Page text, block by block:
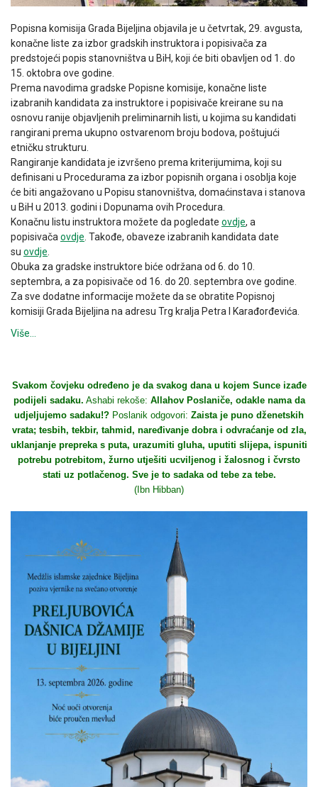
Popisna komisija Grada Bijeljina objavila je u četvrtak, 29. avgusta,
konačne liste za izbor gradskih instruktora i popisivača za
predstojeći popis stanovništva u BiH, koji će biti obavljen od 1. do
15. oktobra ove godine.
Prema navodima gradske Popisne komisije, konačne liste
izabranih kandidata za instruktore i popisivače kreirane su na
osnovu ranije objavljenih preliminarnih listi, u kojima su kandidati
rangirani prema ukupno ostvarenom broju bodova, poštujući
etničku strukturu.
Rangiranje kandidata je izvršeno prema kriterijumima, koji su
definisani u Procedurama za izbor popisnih organa i osoblja koje
će biti angažovano u Popisu stanovništva, domaćinstava i stanova
u BiH u 2013. godini i Dopunama ovih Procedura.
Konačnu listu instruktora možete da pogledate ovdje, a
popisivačaovdje. Takođe, obaveze izabranih kandidata date
su ovdje.
Obuka za gradske instruktore biće održana od 6. do 10.
septembra, a za popisivače od 16. do 20. septembra ove godine.
Za sve dodatne informacije možete da se obratite Popisnoj
komisiji Grada Bijeljina na adresu Trg kralja Petra I Karađorđevića.
Više…
Svakom čovjeku određeno je da svakog dana u kojem Sunce izađe
podijeli sadaku. Ashabi rekoše: Allahov Poslaniče, odakle nama da
udjeljujemo sadaku!? Poslanik odgovori: Zaista je puno dženetskih
vrata; tesbih, tekbir, tahmid, naređivanje dobra i odvraćanje od zla,
uklanjanje prepreka s puta, urazumiti gluha, uputiti slijepa, ispuniti
potrebu potrebitom, žurno utješiti ucviljenog i žalosnog i čvrsto
stati uz potlačenog. Sve je to sadaka od tebe za tebe.
(Ibn Hibban)